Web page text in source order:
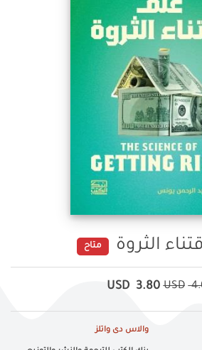
الثروة متاح
USD
3.80
USD
والاس دى واتلز